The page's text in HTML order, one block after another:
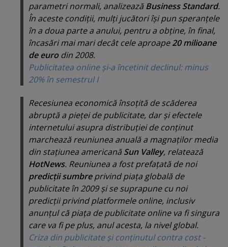
parametri normali, analizeazăBusiness Standard.
În aceste condiţii, mulţi jucători îşi pun speranţele
în a doua parte a anului, pentru a obţine, în final,
încasări mai mari decât cele aproape20 milioane
de eurodin 2008.
Publicitatea online şi-a încetinit declinul: minus
20% în semestrul I
Recesiunea economică însoţită de scăderea
abruptă a pieţei de publicitate, dar şi efectele
internetului asupra distribuţiei de conţinut
marchează reuniunea anuală a magnaţilor media
din staţiunea americanăSun Valley, relatează
HotNews. Reuniunea a fost prefaţată de noi
predicţii sumbreprivind piaţa globală de
publicitate în 2009 şi se suprapune cu noi
predicţii privind platformele online, inclusiv
anunţul că piaţa de publicitate online va fi singura
care va fi pe plus, anul acesta, la nivel global.
Criza din publicitate şi conţinutul contra cost -